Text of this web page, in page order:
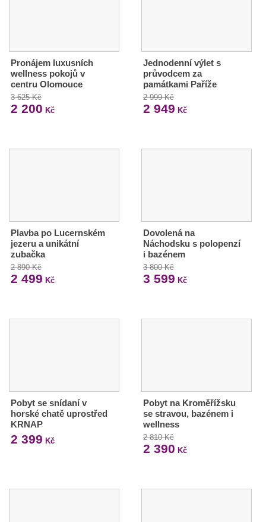
Pronájem luxusních
wellness pokojů v
centru Olomouce
3 625 Kč
2 200 Kč
Jednodenní výlet s
průvodcem za
památkami Paříže
2 999 Kč
2 949 Kč
Plavba po Lucernském
jezeru a unikátní
zubačka
2 890 Kč
2 499 Kč
Dovolená na
Náchodsku s polopenzí
i bazénem
3 800 Kč
3 599 Kč
Pobyt se snídaní v
horské chatě uprostřed
KRNAP
2 399 Kč
Pobyt na Kroměřížsku
se stravou, bazénem i
wellness
2 810 Kč
2 390 Kč